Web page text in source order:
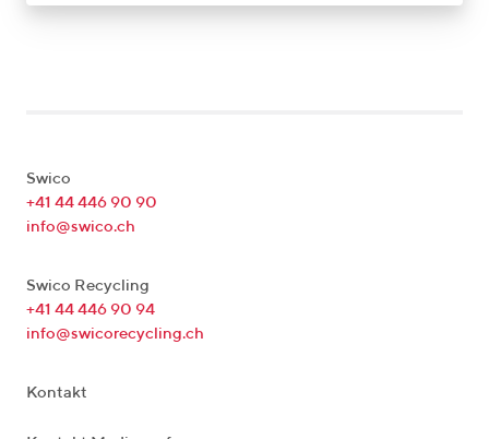
Swico
+41 44 446 90 90
info@swico.ch
Swico Recycling
+41 44 446 90 94
info@swicorecycling.ch
Kontakt